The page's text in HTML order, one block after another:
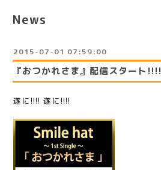
News
2015-07-01 07:59:00
『おつかれさま』配信スタート!!!!
遂に!!!! 遂に!!!!